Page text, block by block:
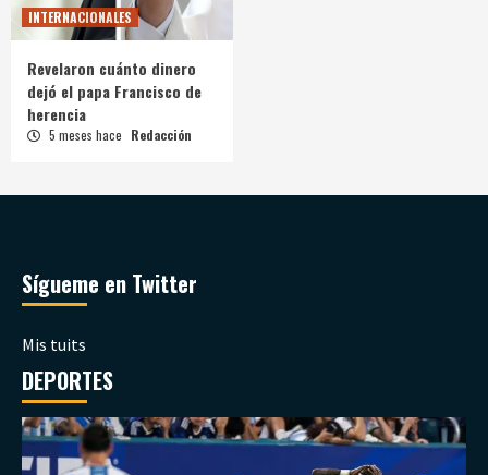
INTERNACIONALES
Revelaron cuánto dinero
dejó el papa Francisco de
herencia
5 meses hace Redacción
Sígueme en Twitter
Mis tuits
DEPORTES